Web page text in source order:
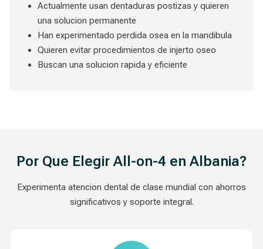
Actualmente usan dentaduras postizas y quieren
una solucion permanente
Han experimentado perdida osea en la mandibula
Quieren evitar procedimientos de injerto oseo
Buscan una solucion rapida y eficiente
Por Que Elegir All-on-4 en Albania?
Experimenta atencion dental de clase mundial con ahorros
significativos y soporte integral.